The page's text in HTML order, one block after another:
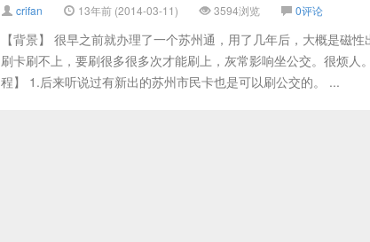
crifan 13年前 (2014-03-11) 3594浏览 0评论
【背景】 很早之前就办理了一个苏州通，用了几年后，大概是磁
刷卡刷不上，要刷很多很多次才能刷上，灰常影响坐公交。很烦人
程】 1.后来听说过有新出的苏州市民卡也是可以刷公交的。 ...